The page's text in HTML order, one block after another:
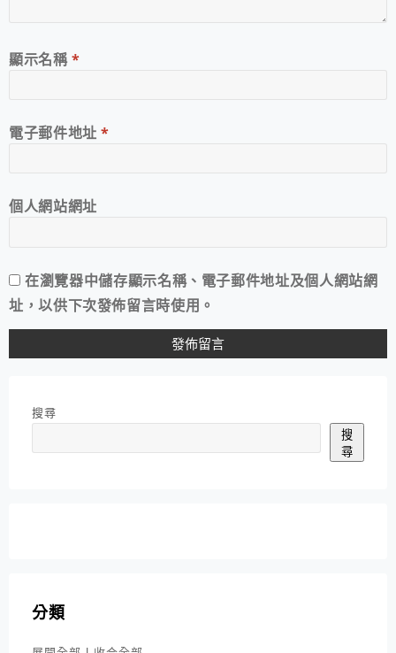
顯示名稱*
電子郵件地址*
個人網站網址
在瀏覽器中儲存顯示名稱、電子郵件地址及個人網站網
址，以供下次發佈留言時使用。
搜尋
搜
尋
分類